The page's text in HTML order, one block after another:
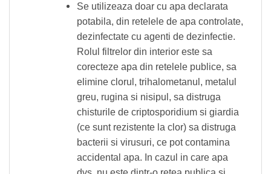
Se utilizeaza doar cu apa declarata
potabila, din retelele de apa controlate,
dezinfectate cu agenti de dezinfectie.
Rolul filtrelor din interior este sa
corecteze apa din retelele publice, sa
elimine clorul, trihalometanul, metalul
greu, rugina si nisipul, sa distruga
chisturile de criptosporidium si giardia
(ce sunt rezistente la clor) sa distruga
bacterii si virusuri, ce pot contamina
accidental apa. In cazul in care apa